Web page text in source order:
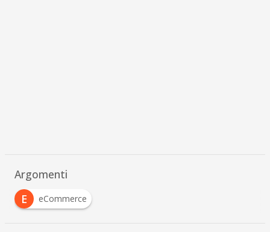
Argomenti
E
eCommerce